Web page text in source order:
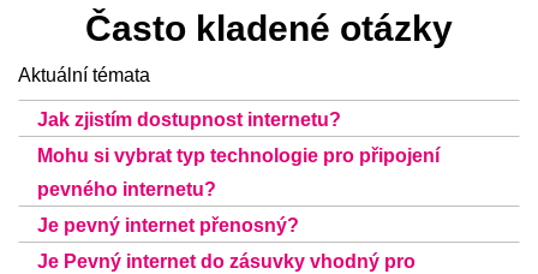
Často kladené otázky
Aktuální témata
Jak zjistím dostupnost internetu?
Mohu si vybrat typ technologie pro připojení
pevného internetu?
Je pevný internet přenosný?
Je Pevný internet do zásuvky vhodný pro